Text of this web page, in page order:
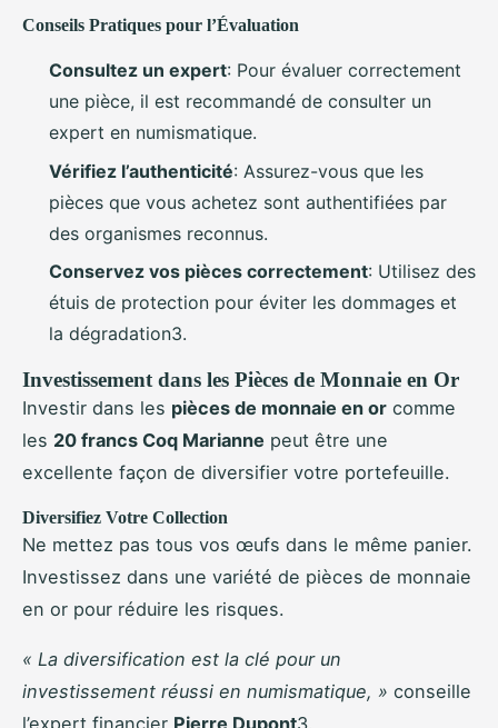
Conseils Pratiques pour l’Évaluation
Consultez un expert: Pour évaluer correctement
une pièce, il est recommandé de consulter un
expert en numismatique.
Vérifiez l’authenticité: Assurez-vous que les
pièces que vous achetez sont authentifiées par
des organismes reconnus.
Conservez vos pièces correctement: Utilisez des
étuis de protection pour éviter les dommages et
la dégradation3.
Investissement dans les Pièces de Monnaie en Or
Investir dans les pièces de monnaie en or comme
les 20 francs Coq Marianne peut être une
excellente façon de diversifier votre portefeuille.
Diversifiez Votre Collection
Ne mettez pas tous vos œufs dans le même panier.
Investissez dans une variété de pièces de monnaie
en or pour réduire les risques.
« La diversification est la clé pour un
investissement réussi en numismatique, » conseille